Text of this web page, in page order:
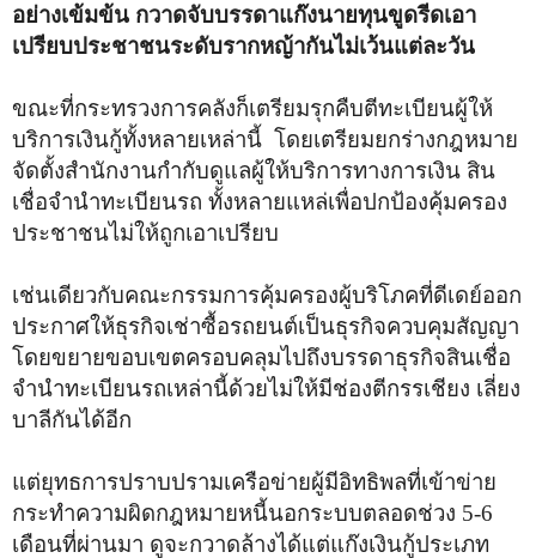
อย่างเข้มข้น กวาดจับบรรดาแก๊งนายทุนขูดรีดเอา
เปรียบประชาชนระดับรากหญ้ากันไม่เว้นแต่ละวัน
ขณะที่กระทรวงการคลังก็เตรียมรุกคืบตีทะเบียนผู้ให้
บริการเงินกู้ทั้งหลายเหล่านี้ โดยเตรียมยกร่างกฎหมาย
จัดตั้งสำนักงานกำกับดูแลผู้ให้บริการทางการเงิน สิน
เชื่อจำนำทะเบียนรถ ทั้งหลายแหล่เพื่อปกป้องคุ้มครอง
ประชาชนไม่ให้ถูกเอาเปรียบ
เช่นเดียวกับคณะกรรมการคุ้มครองผู้บริโภคที่ดีเดย์ออก
ประกาศให้ธุรกิจเช่าซื้อรถยนต์เป็นธุรกิจควบคุมสัญญา
โดยขยายขอบเขตครอบคลุมไปถึงบรรดาธุรกิจสินเชื่อ
จำนำทะเบียนรถเหล่านี้ด้วยไม่ให้มีช่องตีกรรเชียง เลี่ยง
บาลีกันได้อีก
แต่ยุทธการปราบปรามเครือข่ายผู้มีอิทธิพลที่เข้าข่าย
กระทำความผิดกฎหมายหนี้นอกระบบตลอดช่วง 5-6
เดือนที่ผ่านมา ดูจะกวาดล้างได้แต่แก๊งเงินกู้ประเภท